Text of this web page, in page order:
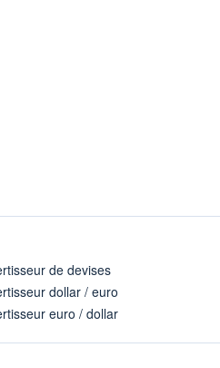
de devises
dollar / euro
euro / dollar